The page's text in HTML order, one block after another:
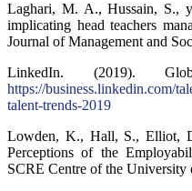
Laghari, M. A., Hussain, S.,
implicating head teachers
Journal of Management and
LinkedIn. (2019).
https://business.linkedin.com/
talent-trends-2019
Lowden, K., Hall, S., Elliot,
Perceptions of the
SCRE Centre of the